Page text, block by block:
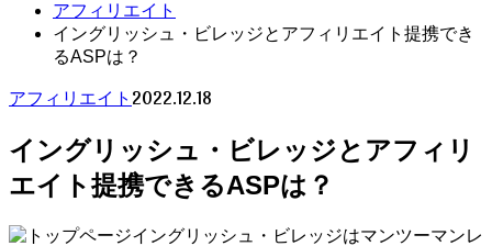
アフィリエイト
イングリッシュ・ビレッジとアフィリエイト提携でき
るASPは？
アフィリエイト 2022.12.18
イングリッシュ・ビレッジとアフィリ
エイト提携できるASPは？
イングリッシュ・ビレッジはマンツーマンレ